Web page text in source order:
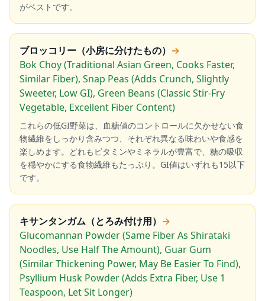
がベストです。
ブロッコリー（小房に分けたもの） →
Bok Choy (Traditional Asian Green, Cooks Faster,
Similar Fiber), Snap Peas (Adds Crunch, Slightly
Sweeter, Low GI), Green Beans (Classic Stir-Fry
Vegetable, Excellent Fiber Content)
これらの低GI野菜は、血糖値のコントロールに欠かせない食
物繊維をしっかり含みつつ、それぞれ異なる味わいや食感を
楽しめます。どれもビタミンやミネラルが豊富で、糖の吸収
を穏やかにする食物繊維もたっぷり。GI値はいずれも15以下
です。
キサンタンガム（とろみ付け用） →
Glucomannan Powder (Same Fiber As Shirataki
Noodles, Use Half The Amount), Guar Gum
(Similar Thickening Power, May Be Easier To Find),
Psyllium Husk Powder (Adds Extra Fiber, Use 1
Teaspoon, Let Sit Longer)